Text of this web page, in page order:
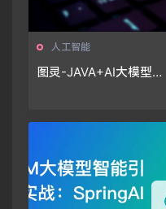
人工智能
图灵-JAVA+AI大模型智